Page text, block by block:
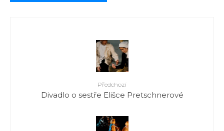
Předchozí
Divadlo o sestře Elišce Pretschnerové